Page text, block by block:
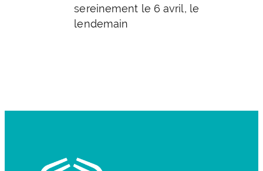
sereinement le 6 avril, le
lendemain